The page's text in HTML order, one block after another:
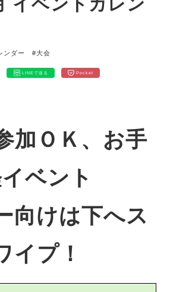
ンダー #大会
LINEで送る Pocket
加ＯＫ、お手
ベント
向けは下へス
イプ！